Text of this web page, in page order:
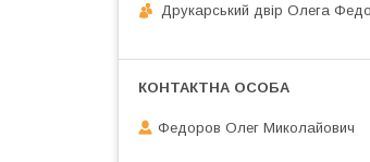
Друкарський двір Олега
Федоров Олег Миколайович